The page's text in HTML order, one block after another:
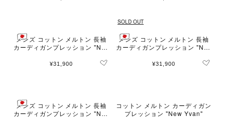
メンズ コットン メルトン 長袖
カーディガンプレッション "Nac
¥31,900
SOLD OUT
メンズ コットン メルトン 長袖
カーディガンプレッション "Nac
¥31,900
メンズ コットン メルトン 長袖
カーディガンプレッション "Nac
コットン メルトン カーディガン
プレッション "New Yvan"